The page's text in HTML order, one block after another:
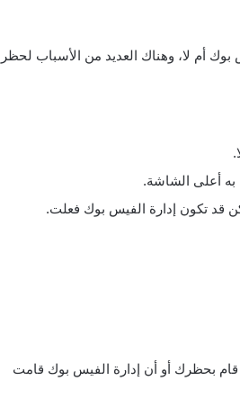
أم لا، وهناك العديد من الأسباب لحظر
به أعلى الشاشة.
بحظرك أو أن إدارة الفيس بوك قامت